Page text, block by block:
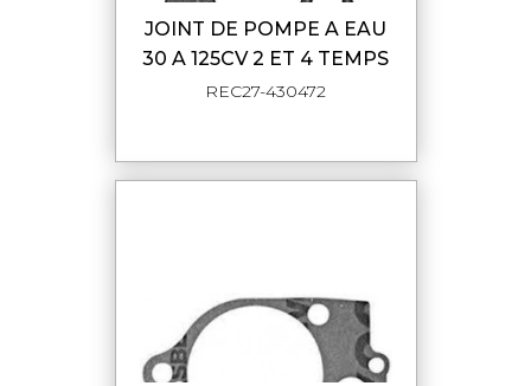
JOINT DE POMPE A EAU
30 A 125CV 2 ET 4 TEMPS
REC27-430472